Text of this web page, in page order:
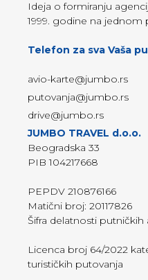
Ideja o formiranju
1999. godine na jednom
Telefon za sva Vaša
avio-karte@jumbo.rs
putovanja@jumbo.rs
drive@jumbo.rs
JUMBO TRAVEL d.o.o.
Beogradska 33
PIB 104217668
PEPDV 210876166
Matični broj: 20117826
Šifra delatnosti putničkih
Licenca broj 64/2022
turističkih putovanja